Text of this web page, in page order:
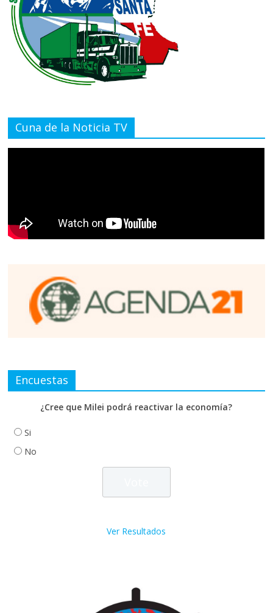
Cuna de la Noticia TV
Encuestas
¿Cree que Milei podrá reactivar la economía?
Si
No
Ver Resultados